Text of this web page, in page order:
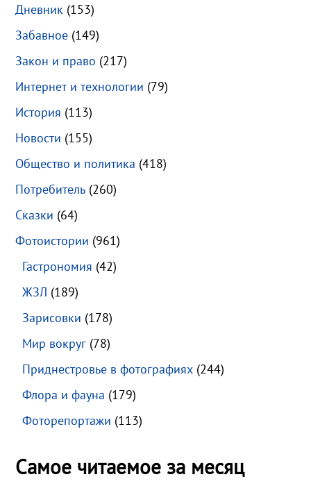
Дневник (153)
Забавное (149)
Закон и право (217)
Интернет и технологии (79)
История (113)
Новости (155)
Общество и политика (418)
Потребитель (260)
Сказки (64)
Фотоистории (961)
Гастрономия (42)
ЖЗЛ (189)
Зарисовки (178)
Мир вокруг (78)
Приднестровье в фотографиях (244)
Флора и фауна (179)
Фоторепортажи (113)
Самое читаемое за месяц